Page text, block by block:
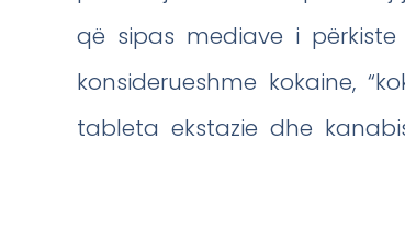
që sipas mediave i
konsiderueshme kokaine,
tableta ekstazie dhe